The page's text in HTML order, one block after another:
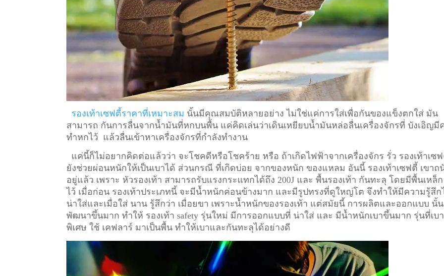
รองเท้าเซฟตี้ราคาที่เหมาะสม นั้นมีคุณสมบัติหลายอย่าง ไม่ใช่แค่การใส่เพื่อกันของแข็งตกใส่ มัน
สามารถ กันการลื่นจากน้ำมันที่หกบนพื้น แค่คิดเล่นว่าเดินเหยียบน้ำมันหล่อลื่นเครื่องจักรที่ บังเอิญมี
ทำหกไว้ แล้วลื่นเข้าหาเครื่องจักรที่กำลังทำงาน
แค่นี้ก็ไม่อยากคิดต่อแล้วว่า จะโชคดีหรือโชคร้าย หรือ ถ้าเกิดไฟฟ้าจากเครื่องจักร รั่ว รองเท้าเซ
ยังช่วยผ่อนหนักให้เป็นเบาได้ ส่วนกรณี ที่เกิดบ่อย จากของหนัก ของแหลม อันนี้ รองเท้าเซฟตี้ เขาถ
อยู่แล้ว เพราะ หัวรองเท้า สามารถรับแรงกระแทกได้ถึง 200J และ พื้นรองเท้า กันทะลุ โดยมีพื้นเหล็
ไว้ เมื่อก่อน รองเท้าประเภทนี้ จะมีน้ำหนักค่อนข้างมาก และมีรูปทรงที่ดูใหญ่โต จึงทำให้มีความรู้สึก
น่าใส่และเมื่อใส่ นาน รู้สึกว่า เมื่อยขา เพราะน้ำหนักของรองเท้า แต่สมัยนี้ การผลิตและออกแบบ นั้น
พัฒนาขึ้นมาก ทำให้ รองเท้า safety รุ่นใหม่ มีการออกแบบที่ น่าใส่ และ มีน้ำหนักเบาขึ้นมาก รุ่นที่เบา
พิเศษ ใช้ เคฟลาร์ มาเป็นพื้น ทำให้เบาและกันทะลุได้อย่างดี